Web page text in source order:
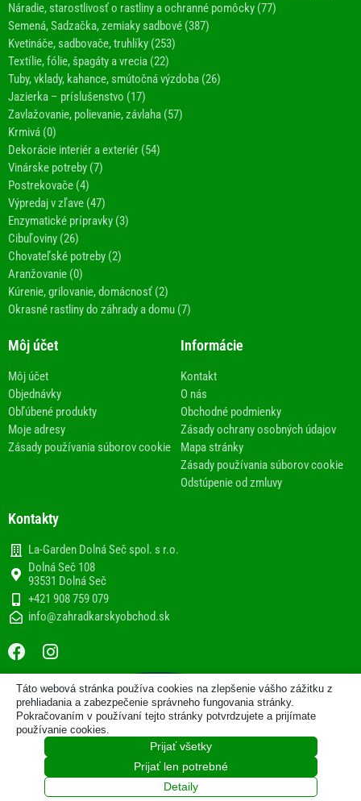
Náradie, starostlivosť o rastliny a ochranné pomôcky (77)
Semená, Sadzačka, zemiaky sadbové (387)
Kvetináče, sadbovače, truhlíky (253)
Textílie, fólie, špagáty a vrecia (22)
Tuby, vklady, kahance, smútočná výzdoba (26)
Jazierka – príslušenstvo (17)
Zavlažovanie, polievanie, závlaha (57)
Krmivá (0)
Dekorácie interiér a exteriér (54)
Vinárske potreby (7)
Postrekovače (4)
Výpredaj v zľave (47)
Enzymatické prípravky (3)
Cibuľoviny (26)
Chovateľské potreby (2)
Aranžovanie (0)
Kúrenie, grilovanie, domácnosť (2)
Okrasné rastliny do záhrady a domu (7)
Môj účet
Môj účet
Objednávky
Obľúbené produkty
Moje adresy
Zásady používania súborov cookie
Informácie
Kontakt
O nás
Obchodné podmienky
Zásady ochrany osobných údajov
Mapa stránky
Zásady používania súborov cookie
Odstúpenie od zmluvy
Kontakty
La-Garden Dolná Seč spol. s r.o.
Dolná Seč 108
93531 Dolná Seč
+421 908 759 079
info@zahradkarskyobchod.sk
F
a
c
e
b
o
I
n
s
t
a
g
2013-2020 © Internetový obchod
www.zahradkarskyobchod.sk prevádzkuje spoločnosť La-
Garden Dolná Seč spol. s r.o.
Zo ♥ vytvorila spoločnosť
Táto webová stránka používa cookies na zlepšenie vášho zážitku z
prehliadania a zabezpečenie správneho fungovania stránky.
Pokračovaním v používaní tejto stránky potvrdzujete a prijímate
používanie cookies.
Prijať všetky
Prijať len potrebné
Detaily